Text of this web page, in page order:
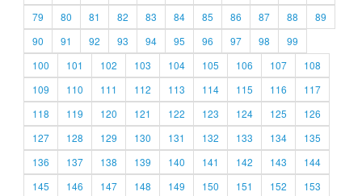
79
80 81 82 83 84 85 86 87 88
89
90
91 92 93 94 95 96 97 98
99
100
101 102 103 104 105 106 107
108
109
110 111 112 113 114 115 116
117
118
119 120 121 122 123 124 125
126
127
128 129 130 131 132 133 134
135
136
137 138 139 140 141 142 143
144
145
146 147 148 149 150 151 152
153